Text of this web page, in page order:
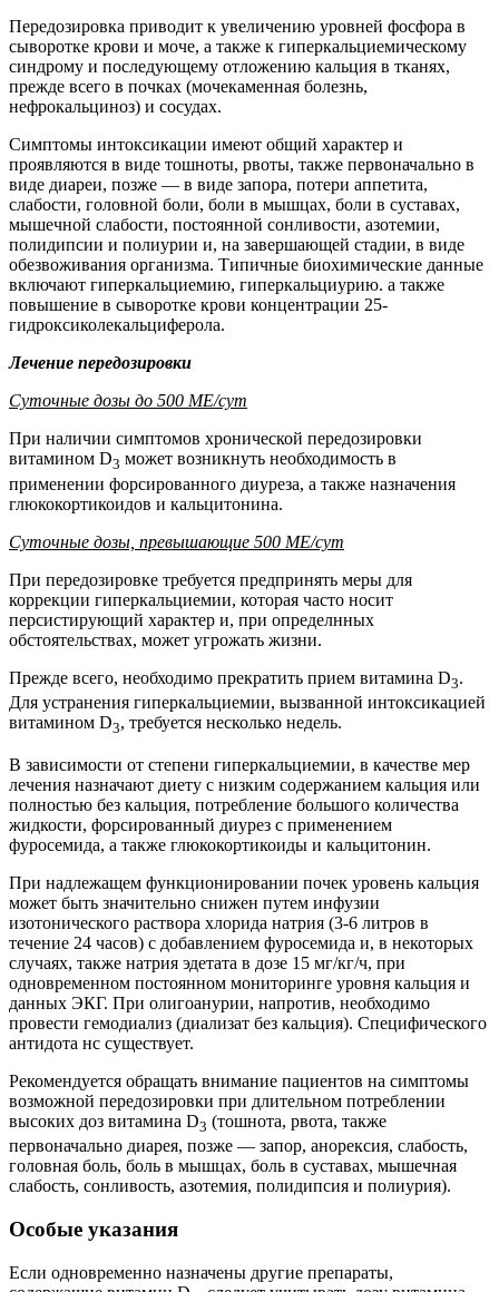
Передозировка приводит к увеличению уровней фосфора в
сыворотке крови и моче, а также к гиперкальциемическому
синдрому и последующему отложению кальция в тканях,
прежде всего в почках (мочекаменная болезнь,
нефрокальциноз) и сосудах.
Симптомы интоксикации имеют общий характер и
проявляются в виде тошноты, рвоты, также первоначально в
виде диареи, позже — в виде запора, потери аппетита,
слабости, головной боли, боли в мышцах, боли в суставах,
мышечной слабости, постоянной сонливости, азотемии,
полидипсии и полиурии и, на завершающей стадии, в виде
обезвоживания организма. Типичные биохимические данные
включают гиперкальциемию, гиперкальциурию. а также
повышение в сыворотке крови концентрации 25-
гидроксиколекальциферола.
Лечение передозировки
Суточные дозы до 500 МЕ/сут
При наличии симптомов хронической передозировки
витамином D3 может возникнуть необходимость в
применении форсированного диуреза, а также назначения
глюкокортикоидов и кальцитонина.
Суточные дозы, превышающие 500 МЕ/сут
При передозировке требуется предпринять меры для
коррекции гиперкальциемии, которая часто носит
персистирующий характер и, при определнных
обстоятельствах, может угрожать жизни.
Прежде всего, необходимо прекратить прием витамина D3.
Для устранения гиперкальциемии, вызванной интоксикацией
витамином D3, требуется несколько недель.
В зависимости от степени гиперкальциемии, в качестве мер
лечения назначают диету с низким содержанием кальция или
полностью без кальция, потребление большого количества
жидкости, форсированный диурез с применением
фуросемида, а также глюкокортикоиды и кальцитонин.
При надлежащем функционировании почек уровень кальция
может быть значительно снижен путем инфузии
изотонического раствора хлорида натрия (3-6 литров в
течение 24 часов) с добавлением фуросемида и, в некоторых
случаях, также натрия эдетата в дозе 15 мг/кг/ч, при
одновременном постоянном мониторинге уровня кальция и
данных ЭКГ. При олигоанурии, напротив, необходимо
провести гемодиализ (диализат без кальция). Специфического
антидота нс существует.
Рекомендуется обращать внимание пациентов на симптомы
возможной передозировки при длительном потреблении
высоких доз витамина D3 (тошнота, рвота, также
первоначально диарея, позже — запор, анорексия, слабость,
головная боль, боль в мышцах, боль в суставах, мышечная
слабость, сонливость, азотемия, полидипсия и полиурия).
Особые указания
Если одновременно назначены другие препараты,